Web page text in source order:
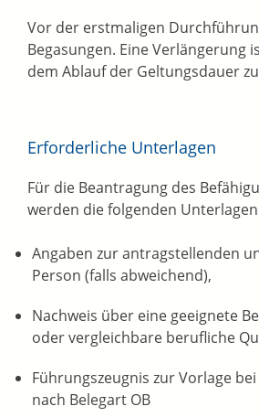
Vor der erstmaligen
Begasungen. Eine Verlängerung
dem Ablauf der Geltungsdauer
Erforderliche Unterlagen
Für die Beantragung des
werden die folgenden
Angaben zur antragstellenden
Person (falls abweichend),
Nachweis über eine geeignete
oder vergleichbare berufliche
Führungszeugnis zur Vorlage
nach Belegart OB